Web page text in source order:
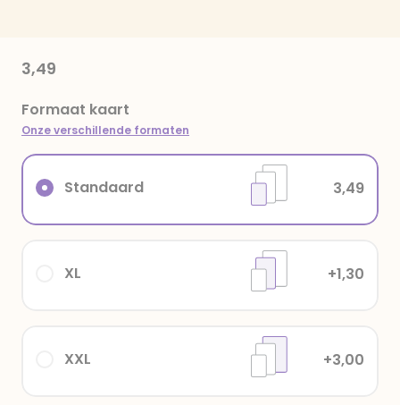
3,49
Formaat kaart
Onze verschillende formaten
XXL +3,00
XL +1,30
Standaard 3,49